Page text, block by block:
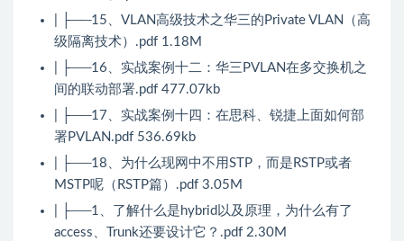
| ├──15、VLAN高级技术之华三的Private VLAN（高
级隔离技术）.pdf 1.18M
| ├──16、实战案例十二：华三PVLAN在多交换机之
间的联动部署.pdf 477.07kb
| ├──17、实战案例十四：在思科、锐捷上面如何部
署PVLAN.pdf 536.69kb
| ├──18、为什么现网中不用STP，而是RSTP或者
MSTP呢（RSTP篇）.pdf 3.05M
| ├──1、了解什么是hybrid以及原理，为什么有了
access、Trunk还要设计它？.pdf 2.30M